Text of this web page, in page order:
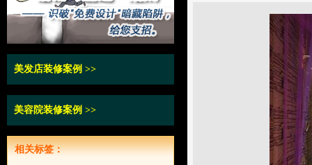
美发店装修案例 >>
美容院装修案例 >>
相关标签：